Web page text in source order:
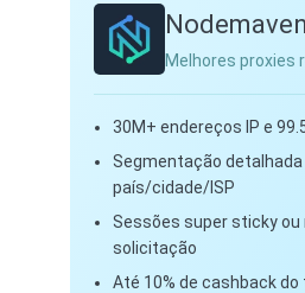
Nodemaven
Melhores proxies
30M+ endereços IP e
Segmentação detalhada
país/cidade/ISP
Sessões super sticky ou
solicitação
Até 10% de cashback